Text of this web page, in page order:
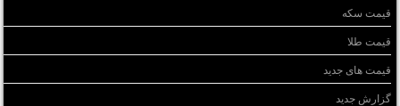
قیمت سکه
قیمت طلا
قیمت های جدید
گزارش جدید